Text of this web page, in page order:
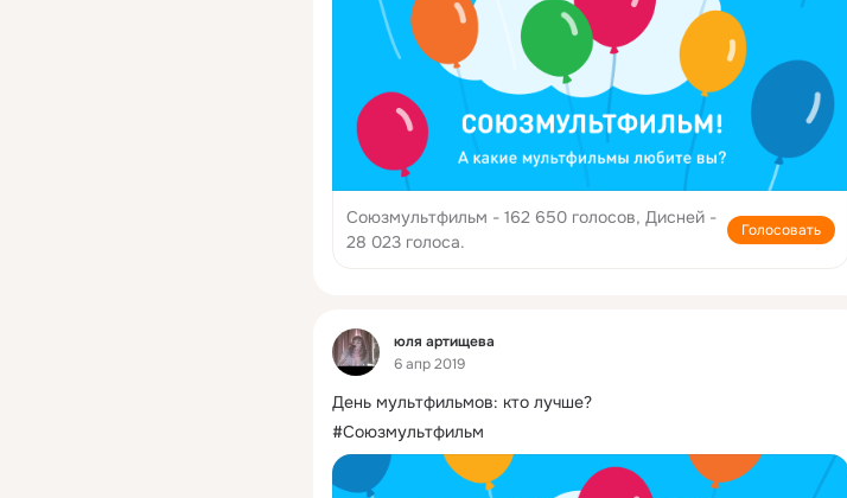
Союзмультфильм - 162 650 голосов, Дисней -
28 023 голоса.
Голосовать
Фид
юля артищева
6 апр 2019
День мультфильмов: кто лучше?
#Союзмультфильм